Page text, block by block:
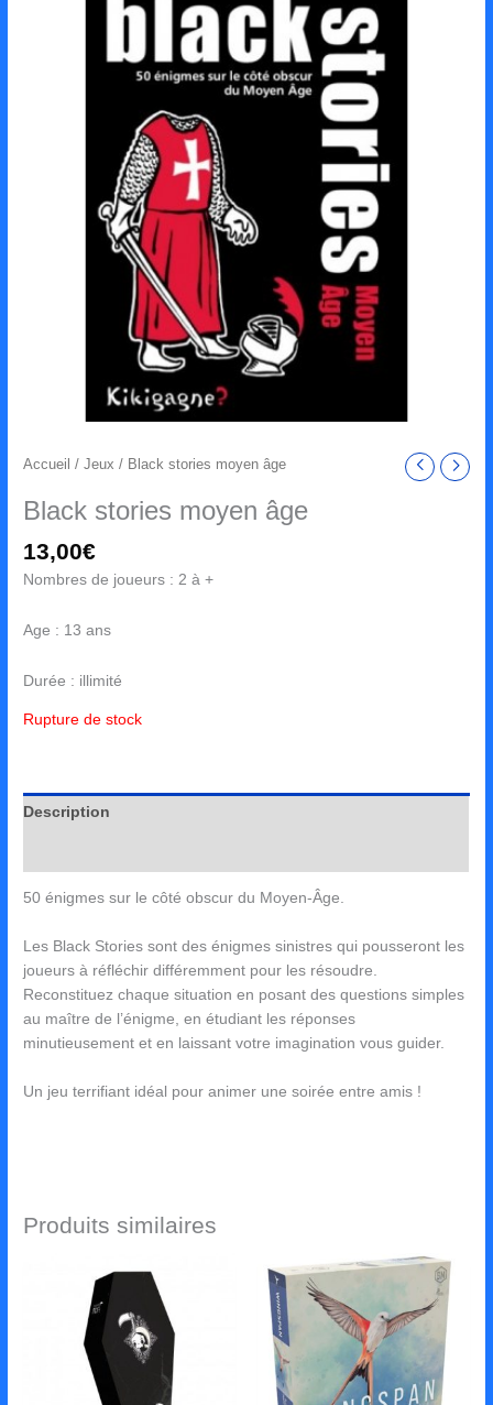
Accueil /Jeux / Black stories moyen âge
Black stories moyen âge
13,00€
Nombres de joueurs : 2 à +
Age : 13 ans
Durée : illimité
Rupture de stock
Description
50 énigmes sur le côté obscur du Moyen-Âge.
Les Black Stories sont des énigmes sinistres qui pousseront les
joueurs à réfléchir différemment pour les résoudre.
Reconstituez chaque situation en posant des questions simples
au maître de l’énigme, en étudiant les réponses
minutieusement et en laissant votre imagination vous guider.
Un jeu terrifiant idéal pour animer une soirée entre amis !
Produits similaires